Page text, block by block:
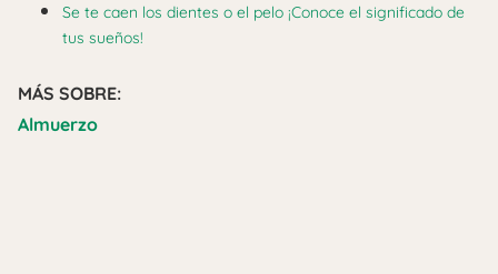
Se te caen los dientes o el pelo ¡Conoce el significado de
tus sueños!
MÁS SOBRE:
Almuerzo